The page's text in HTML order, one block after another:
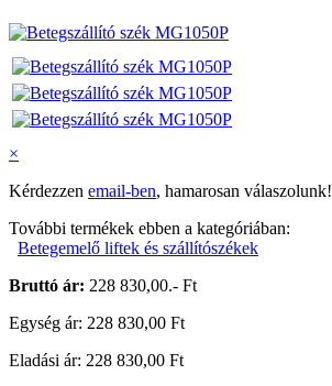
×
Kérdezzen email-ben, hamarosan válaszolunk!
További termékek ebben a kategóriában:
Betegemelő liftek és szállítószékek
Bruttó ár: 228 830,00.- Ft
Egység ár: 228 830,00 Ft
Eladási ár: 228 830,00 Ft